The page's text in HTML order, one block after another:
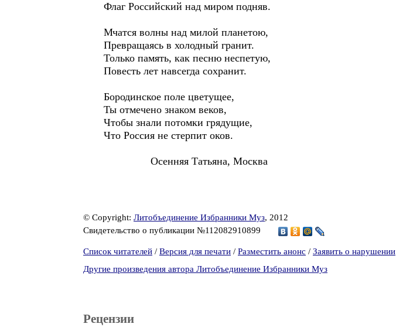
Флаг Российский над миром подняв.
Мчатся волны над милой планетою,
Превращаясь в холодный гранит.
Только память, как песню неспетую,
Повесть лет навсегда сохранит.
Бородинское поле цветущее,
Ты отмечено знаком веков,
Чтобы знали потомки грядущие,
Что Россия не стерпит оков.
Осенняя Татьяна, Москва
© Copyright: Литобъединение Избранники Муз, 2012
Свидетельство о публикации №112082910899
Список читателей / Версия для печати / Разместить анонс / Заявить о нарушении
Другие произведения автора Литобъединение Избранники Муз
Рецензии